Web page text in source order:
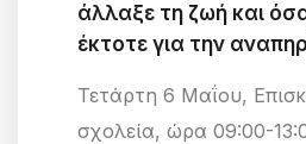
άλλαξε τη ζωή και
έκτοτε για την
Τετάρτη 6 Μαΐου,
σχολεία, ώρα 09:00-